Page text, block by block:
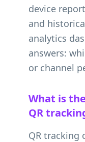
device
and
analytics
answers:
or channel
What is
QR
QR tracking